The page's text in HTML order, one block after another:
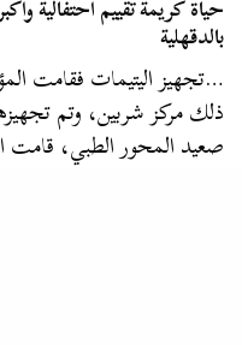
حياة كريمة تقييم احتفالية
بالدقهلية
ذلك مركز شربين، وتم
صعيد المحور الطبي، قامت
مركز شربين استفاد…